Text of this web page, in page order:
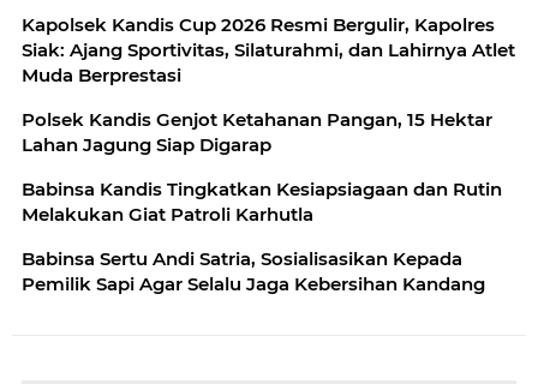
Kapolsek Kandis Cup 2026 Resmi Bergulir, Kapolres
Siak: Ajang Sportivitas, Silaturahmi, dan Lahirnya Atlet
Muda Berprestasi
Polsek Kandis Genjot Ketahanan Pangan, 15 Hektar
Lahan Jagung Siap Digarap
Babinsa Kandis Tingkatkan Kesiapsiagaan dan Rutin
Melakukan Giat Patroli Karhutla
Babinsa Sertu Andi Satria, Sosialisasikan Kepada
Pemilik Sapi Agar Selalu Jaga Kebersihan Kandang